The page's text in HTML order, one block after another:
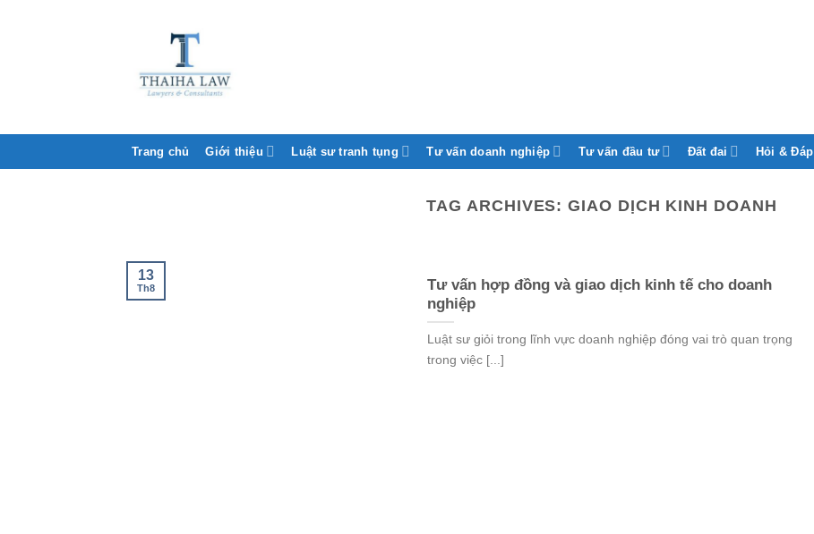
Trang chủ Giới thiệu Luật sư tranh tụng Tư vấn doanh nghiệp Tư vấn đầu tư Đất đai Hỏi & Đáp
TAG ARCHIVES:GIAO DỊCH KINH DOANH
Tư vấn hợp đồng và giao dịch kinh tế cho doanh
nghiệp
Luật sư giỏi trong lĩnh vực doanh nghiệp đóng vai trò quan trọng
trong việc [...]
13
Th8